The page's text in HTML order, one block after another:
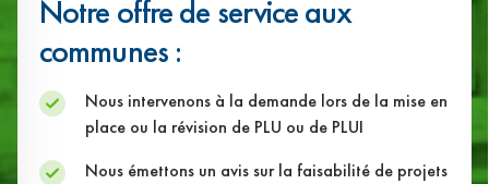
Notre offre de service aux
communes :
Nous intervenons à la demande lors de la mise en
place ou la révision de PLU ou de PLUI
Nous émettons un avis sur la faisabilité de projets